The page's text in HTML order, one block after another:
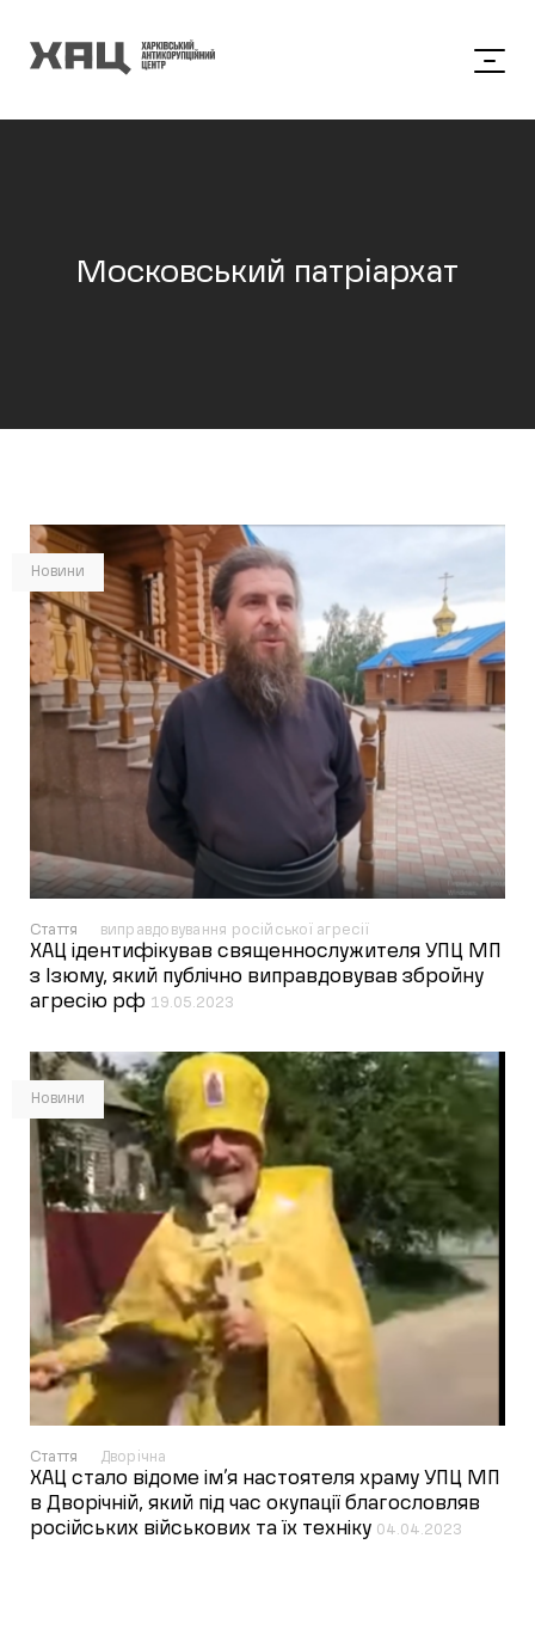
Московський патріархат
Новини
Стаття виправдовування російської агресії
ХАЦ ідентифікував священнослужителя УПЦ МП
з Ізюму, який публічно виправдовував збройну
агресію рф 19.05.2023
Новини
Стаття Дворічна
ХАЦ стало відоме ім’я настоятеля храму УПЦ МП
в Дворічній, який під час окупації благословляв
російських військових та їх техніку 04.04.2023